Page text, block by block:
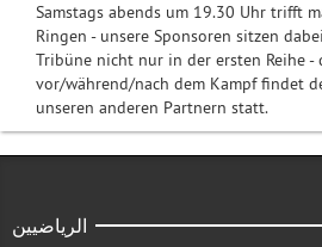
Samstags abends um 19.30 Uhr trifft
Ringen - unsere Sponsoren sitzen
Tribüne nicht nur in der ersten Reihe -
vor/während/nach dem Kampf findet
unseren anderen Partnern statt.
الرياضيين